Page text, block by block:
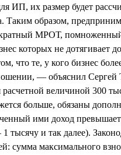
ИП, их размер будет
Таким образом,
МРОТ,
которых не дотягивает
что те, у кого бизнес
— объяснил
величиной 300
больше, обязаны
ими доход
тысячу и так далее).
сумма максимального